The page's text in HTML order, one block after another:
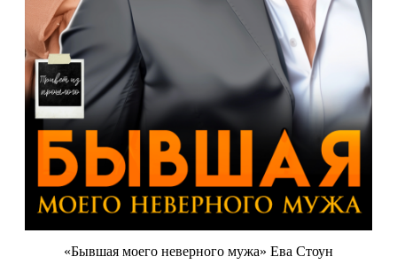
«Бывшая моего неверного мужа» Ева Стоун